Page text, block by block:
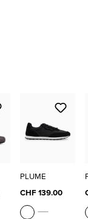
PLUME
CHF 139.00